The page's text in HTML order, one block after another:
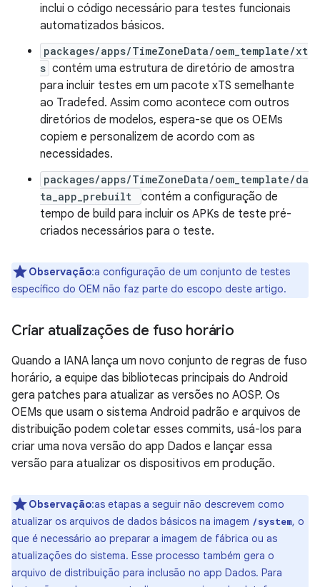
inclui o código necessário para testes funcionais
automatizados básicos.
packages/apps/TimeZoneData/oem_template/xt
s contém uma estrutura de diretório de amostra
para incluir testes em um pacote xTS semelhante
ao Tradefed. Assim como acontece com outros
diretórios de modelos, espera-se que os OEMs
copiem e personalizem de acordo com as
necessidades.
packages/apps/TimeZoneData/oem_template/da
ta_app_prebuilt
contém a configuração de
tempo de build para incluir os APKs de teste pré-
criados necessários para o teste.
Observação:a configuração de um conjunto de testes
específico do OEM não faz parte do escopo deste artigo.
Criar atualizações de fuso horário
Quando a IANA lança um novo conjunto de regras de fuso
horário, a equipe das bibliotecas principais do Android
gera patches para atualizar as versões no AOSP. Os
OEMs que usam o sistema Android padrão e arquivos de
distribuição podem coletar esses commits, usá-los para
criar uma nova versão do app Dados e lançar essa
versão para atualizar os dispositivos em produção.
Observação:as etapas a seguir não descrevem como
atualizar os arquivos de dados básicos na imagem /system, o
que é necessário ao preparar a imagem de fábrica ou as
atualizações do sistema. Esse processo também gera o
arquivo de distribuição para inclusão no app Dados. Para